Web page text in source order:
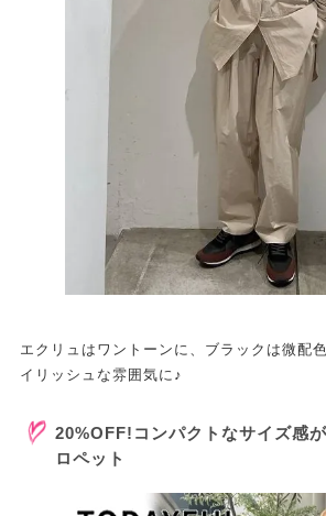
エクリュはワントーンに、ブラックは微配
イリッシュな雰囲気に♪
20%OFF!コンパクトなサイズ感
ロペット